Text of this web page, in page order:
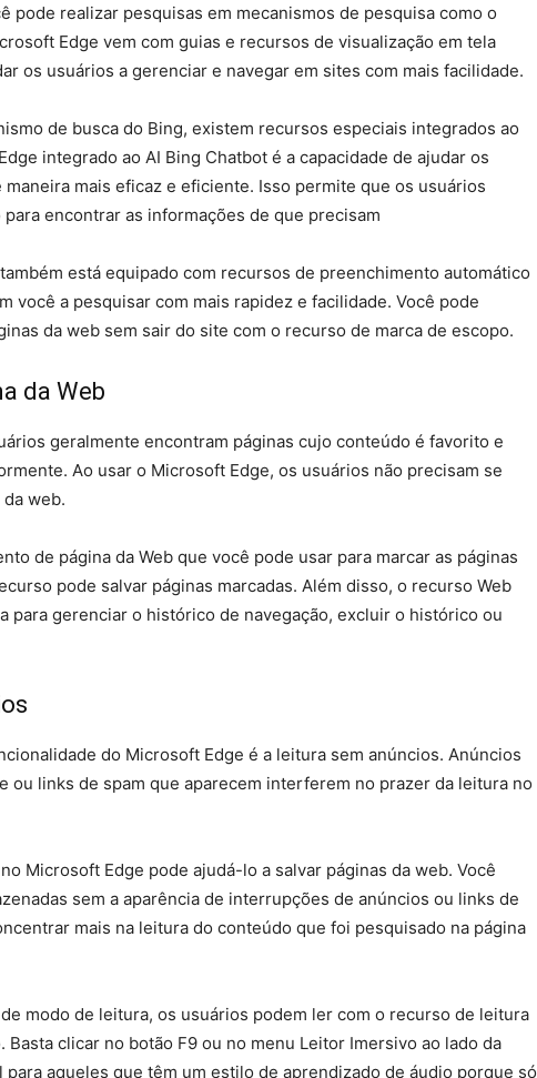
pode realizar pesquisas em mecanismos de pesquisa como o
Edge vem com guias e recursos de visualização em tela
os usuários a gerenciar e navegar em sites com mais facilidade.
de busca do Bing, existem recursos especiais integrados ao
integrado ao AI Bing Chatbot é a capacidade de ajudar os
maneira mais eficaz e eficiente. Isso permite que os usuários
encontrar as informações de que precisam
está equipado com recursos de preenchimento automático
você a pesquisar com mais rapidez e facilidade. Você pode
da web sem sair do site com o recurso de marca de escopo.
da Web
geralmente encontram páginas cujo conteúdo é favorito e
Ao usar o Microsoft Edge, os usuários não precisam se
web.
de página da Web que você pode usar para marcar as páginas
pode salvar páginas marcadas. Além disso, o recurso Web
para gerenciar o histórico de navegação, excluir o histórico ou
do Microsoft Edge é a leitura sem anúncios. Anúncios
ou links de spam que aparecem interferem no prazer da leitura no
Microsoft Edge pode ajudá-lo a salvar páginas da web. Você
sem a aparência de interrupções de anúncios ou links de
mais na leitura do conteúdo que foi pesquisado na página
modo de leitura, os usuários podem ler com o recurso de leitura
Basta clicar no botão F9 ou no menu Leitor Imersivo ao lado da
para aqueles que têm um estilo de aprendizado de áudio porque só